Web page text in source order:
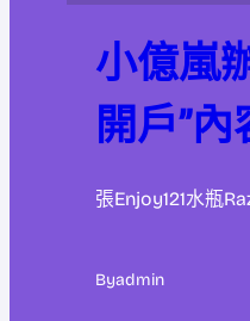
小億嵐
開戶”
張Enjoy121水瓶
Byadmin